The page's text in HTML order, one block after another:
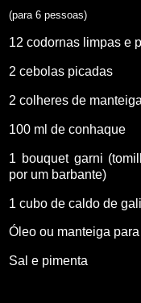
(para 6 pessoas)
12 codornas limpas e
2 cebolas picadas
2 colheres de manteiga
100 ml de conhaque
1 bouquet garni
por um barbante)
1 cubo de caldo de
Óleo ou manteiga
Sal e pimenta